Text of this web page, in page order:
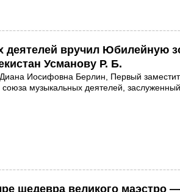
вручил Юбилейную
Усманову Р. Б.
Иосифовна Берлин, Первый
музыкальных деятелей, заслуженный
шедевра великого маэстро